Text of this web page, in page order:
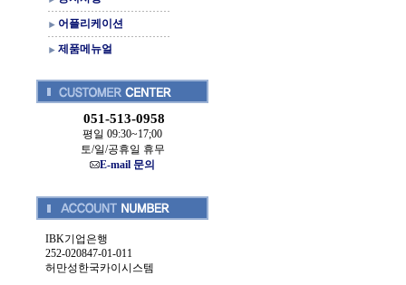
어플리케이션
제품메뉴얼
051-513-0958
평일 09:30~17;00
토/일/공휴일 휴무
E-mail 문의
IBK기업은행
252-020847-01-011
허만성한국카이시스템